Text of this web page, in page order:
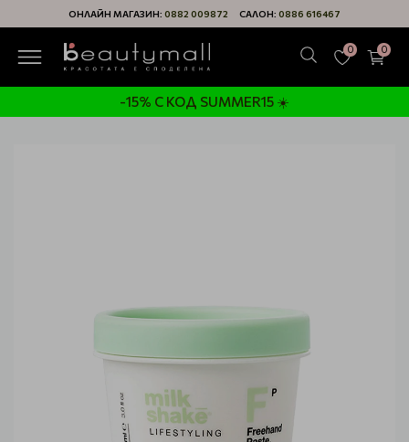
ОНЛАЙН МАГАЗИН: 0882 009872 САЛОН: 0886 616467
0 0
-15% С КОД SUMMER15 ☀️